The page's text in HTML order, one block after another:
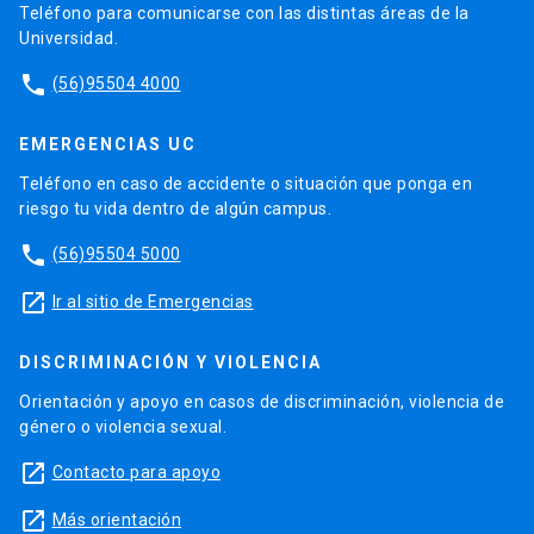
Teléfono para comunicarse con las distintas áreas de la
Universidad.
phone (56)95504 4000
EMERGENCIAS UC
Teléfono en caso de accidente o situación que ponga en
riesgo tu vida dentro de algún campus.
phone (56)95504 5000
launch Ir al sitio de Emergencias
DISCRIMINACIÓN Y VIOLENCIA
Orientación y apoyo en casos de discriminación, violencia de
género o violencia sexual.
launch Contacto para apoyo
launch Más orientación